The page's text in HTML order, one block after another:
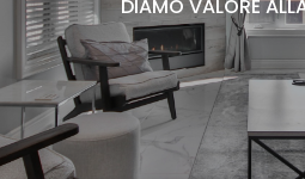
DIAMO VALORE